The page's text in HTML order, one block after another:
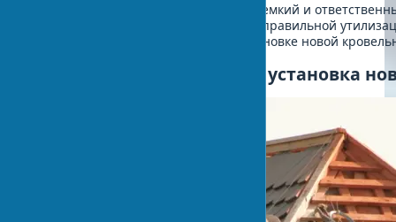
Демонтаж старой кровли – это трудоемкий и
внимания к технике безопасности и правильной
этого этапа можно приступать к установке новой
Этап 5: Монтаж кровли и установка